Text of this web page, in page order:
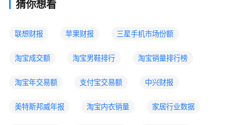
猜你想看
联想财报 苹果财报 三星手机市场份额
淘宝成交额 淘宝男鞋排行 淘宝销量排行榜
淘宝年交易额 支付宝交易额 中兴财报
美特斯邦威年报 淘宝内衣销量 家居行业数据